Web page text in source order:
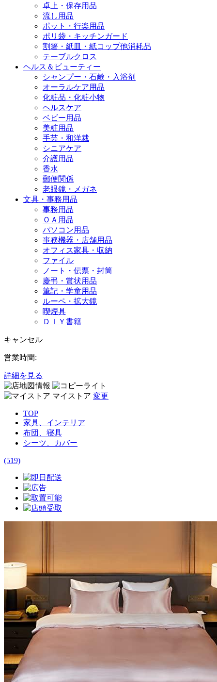
卓上・保存用品
流し用品
ポット・行楽用品
ポリ袋・キッチンガード
割箸・紙皿・紙コップ他消耗品
テーブルクロス
ヘルス＆ビューティー
シャンプー・石鹸・入浴剤
オーラルケア用品
化粧品・化粧小物
ヘルスケア
ベビー用品
美粧用品
手芸・和洋裁
シニアケア
介護用品
香水
郵便関係
老眼鏡・メガネ
文具・事務用品
事務用品
ＯＡ用品
パソコン用品
事務機器・店舗用品
オフィス家具・収納
ファイル
ノート・伝票・封筒
慶弔・賞状用品
筆記・学童用品
ルーペ・拡大鏡
喫煙具
ＤＩＹ書籍
キャンセル
営業時間:
詳細を見る
マイストア 変更
TOP
家具、インテリア
布団、寝具
シーツ、カバー
(519)